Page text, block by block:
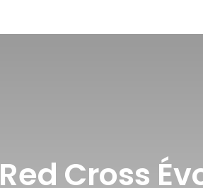
Red Cross